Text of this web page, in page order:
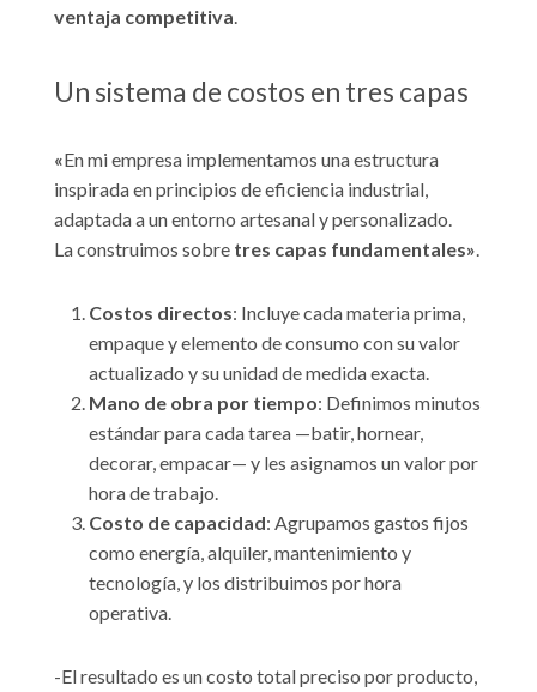
ventaja competitiva.
Un sistema de costos en tres capas
«En mi empresa implementamos una estructura
inspirada en principios de eficiencia industrial,
adaptada a un entorno artesanal y personalizado.
La construimos sobre tres capas fundamentales»
Costos directos: Incluye cada materia prima,
empaque y elemento de consumo con su valor
actualizado y su unidad de medida exacta.
Mano de obra por tiempo: Definimos minutos
estándar para cada tarea —batir, hornear,
decorar, empacar— y les asignamos un valor por
hora de trabajo.
Costo de capacidad: Agrupamos gastos fijos
como energía, alquiler, mantenimiento y
tecnología, y los distribuimos por hora
operativa.
-El resultado es un costo total preciso por producto,